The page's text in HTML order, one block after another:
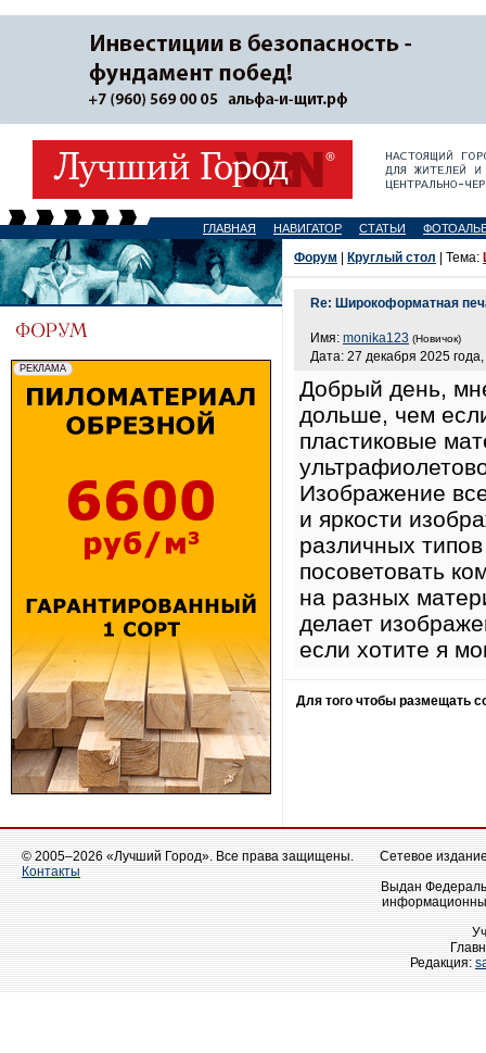
ГЛАВНАЯ НАВИГАТОР СТАТЬИ
Форум Круглый стол | Тема:
Re: Широкоформатная
Имя: monika123 (Новичок)
Дата: 27 декабря 2025
Добрый день,
дольше, чем
пластиковые
Изображение
и яркости
различных
посоветовать
на разных
делает
если хотите я
Для того чтобы размещать
© 2005–2026 «Лучший Город». Все права защищены.
Контакты
Сетевое
Выдан
Редакция: